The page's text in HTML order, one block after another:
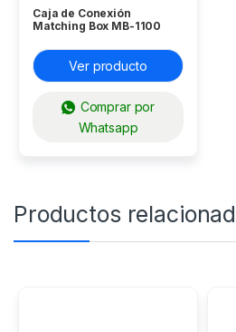
Caja de Conexión
Matching Box MB-1100
Ver producto
Comprar por
Whatsapp
Productos